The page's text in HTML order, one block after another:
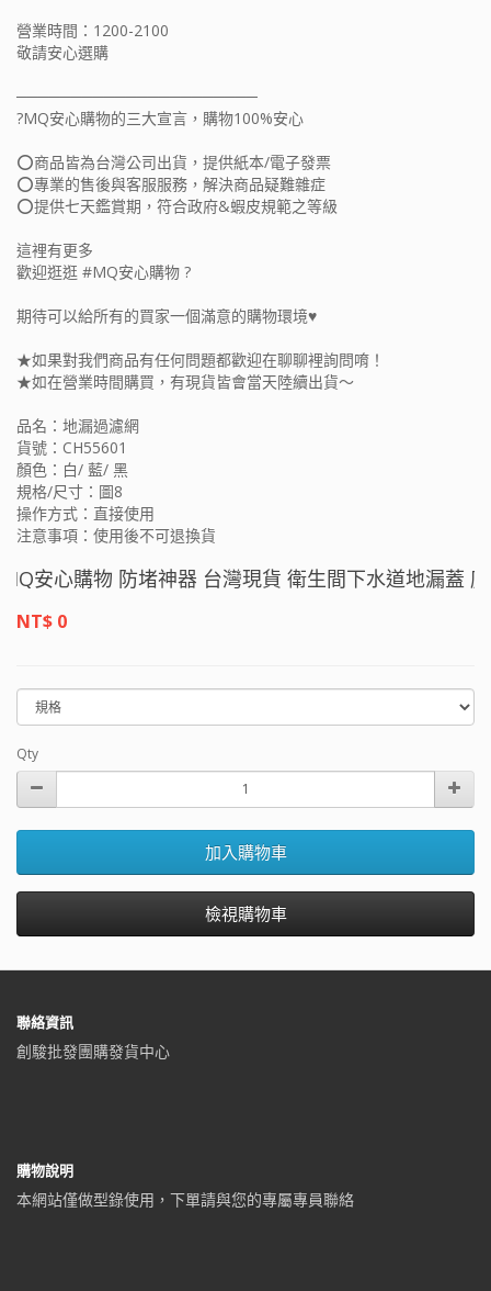
營業時間：1200-2100
敬請安心選購
──────────────────────
?MQ安心購物的三大宣言，購物100%安心
⭕️商品皆為台灣公司出貨，提供紙本/電子發票
⭕️專業的售後與客服服務，解決商品疑難雜症
⭕️提供七天鑑賞期，符合政府&蝦皮規範之等級
這裡有更多
歡迎逛逛 #MQ安心購物 ?
期待可以給所有的買家一個滿意的購物環境♥
★如果對我們商品有任何問題都歡迎在聊聊裡詢問唷！
★如在營業時間購買，有現貨皆會當天陸續出貨～
品名：地漏過濾網
貨號：CH55601
顏色：白/ 藍/ 黑
規格/尺寸：圖8
操作方式：直接使用
注意事項：使用後不可退換貨
安心購物 防堵神器 台灣現貨 衛生間下水道地漏蓋 廁
NT$ 0
Qty
加入購物車
檢視購物車
聯絡資訊
創駿批發團購發貨中心
購物說明
本網站僅做型錄使用，下單請與您的專屬專員聯絡